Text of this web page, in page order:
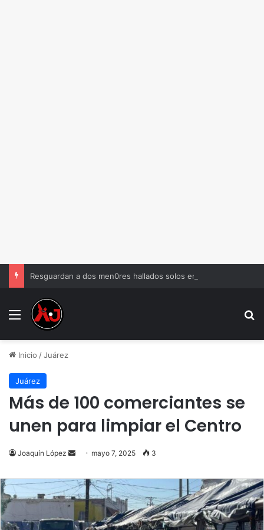
Menu
Inicio /Juárez
Juárez
Más de 100 comerciantes se
unen para limpiar el Centro
Joaquín López
Send
email
mayo 7, 2025 3